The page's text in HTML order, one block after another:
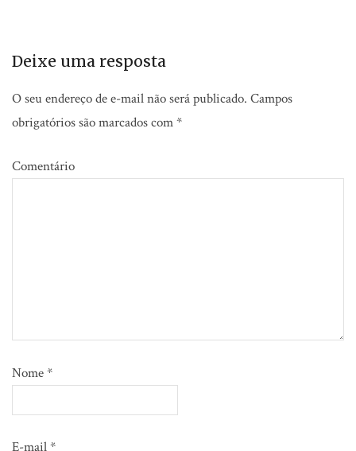
Deixe uma resposta
O seu endereço de e-mail não será publicado. Campos
obrigatórios são marcados com*
Comentário
Nome*
E-mail*